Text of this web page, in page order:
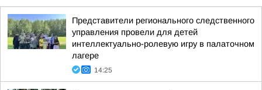
Представители регионального следственного
управления провели для детей
интеллектуально-ролевую игру в палаточном
лагере
14:25